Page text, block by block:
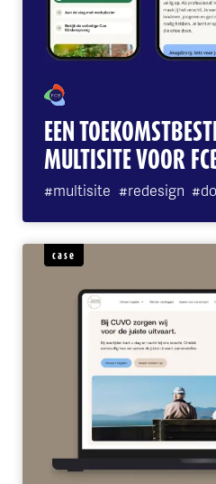
EEN
MULTISITE VOOR
#multisite #redesign
case